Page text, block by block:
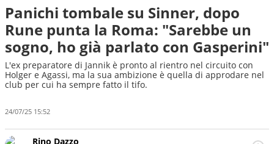
Panichi tombale su Sinner, dopo
Rune punta la Roma: "Sarebbe un
sogno, ho già parlato con Gasperini"
L'ex preparatore di Jannik è pronto al rientro nel circuito con
Holger e Agassi, ma la sua ambizione è quella di approdare nel
club per cui ha sempre fatto il tifo.
24/07/25 15:52
Rino Dazzo